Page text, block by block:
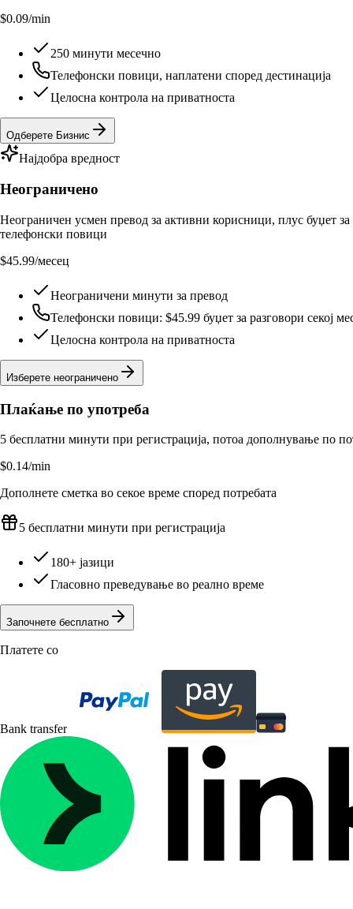
$0.09/min
250 минути месечно
Телефонски повици, наплатени според дестинација
Целосна контрола на приватноста
Одберете Бизнис
Најдобра вредност
Неограничено
Неограничен усмен превод за активни корисници, плус буџет за
телефонски повици
$45.99/месец
Неограничени минути за превод
Телефонски повици: $45.99 буџет за разговори секој
Целосна контрола на приватноста
Изберете неограничено
Плаќање по употреба
5 бесплатни минути при регистрација, потоа дополнување по
$0.14/min
Дополнете сметка во секое време според потребата
5 бесплатни минути при регистрација
180+ јазици
Гласовно преведување во реално време
Започнете бесплатно
Платете со
Bank transfer